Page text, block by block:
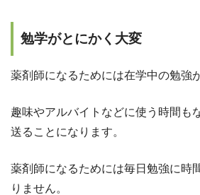
勉学がとにかく大変
薬剤師になるためには在学中の勉強
趣味やアルバイトなどに使う時間も
送ることになります。
薬剤師になるためには毎日勉強に時
りません。